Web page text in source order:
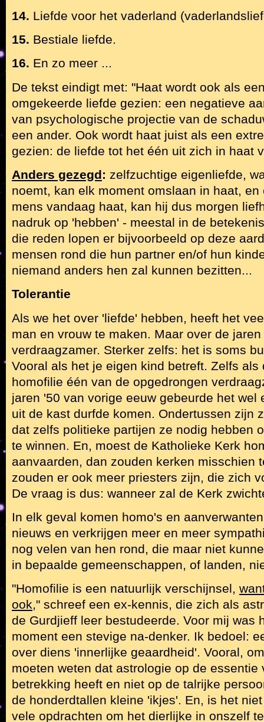
14. Liefde voor het vaderland
15. Bestiale liefde.
16. En zo meer ...
De tekst eindigt met: "Haat wordt ook als
omgekeerde liefde gezien: een negatieve
van psychologische projectie van de
een ander. Ook wordt haat juist als een
gezien: de liefde tot het één uit zich in haat
Anders gezegd: zelfzuchtige eigenliefde,
noemt, kan elk moment omslaan in haat, en
mens vandaag haat, kan hij dus morgen
nadruk op 'hebben' - meestal in de
die reden lopen er bijvoorbeeld op deze
mensen rond die hun partner en/of hun
niemand anders hen zal kunnen bezitten...
Tolerantie
Als we het over 'liefde' hebben, heeft het
man en vrouw te maken. Maar over de
verdraagzamer. Sterker zelfs: het is soms
Vooral als het je eigen kind betreft. Zelfs
homofilie één van de opgedrongen
jaren '50 van vorige eeuw gebeurde het wel
uit de kast durfde komen. Ondertussen zijn
dat zelfs politieke partijen ze nodig hebben
te winnen. En, moest de Katholieke Kerk
aanvaarden, dan zouden kerken misschien
zouden er ook meer priesters zijn, die zich
De vraag is dus: wanneer zal de Kerk
In elk geval komen homo's en
nieuws en verkrijgen meer en meer
nog velen van hen rond, die maar niet
in bepaalde gemeenschappen, of landen,
"Homofilie is een natuurlijk verschijnsel,
ook," schreef een ex-kennis, die zich als
de Gurdjieff leer bestudeerde. Voor mij was
moment een stevige na-denker. Ik bedoel:
over diens 'innerlijke geaardheid'. Vooral,
moeten weten dat astrologie op de essentie
betrekking heeft en niet op de talrijke
de honderdtallen kleine 'ikjes'. En, is het
vele opdrachten om het dierlijke in onszelf